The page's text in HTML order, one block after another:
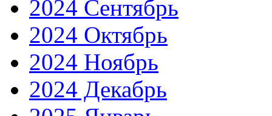
2024 Сентябрь
2024 Октябрь
2024 Ноябрь
2024 Декабрь